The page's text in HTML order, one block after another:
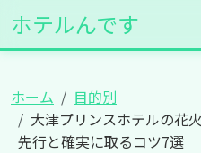
ホテルんです
ホーム
目的別
大津プリンスホテルの花
先行と確実に取るコツ7選